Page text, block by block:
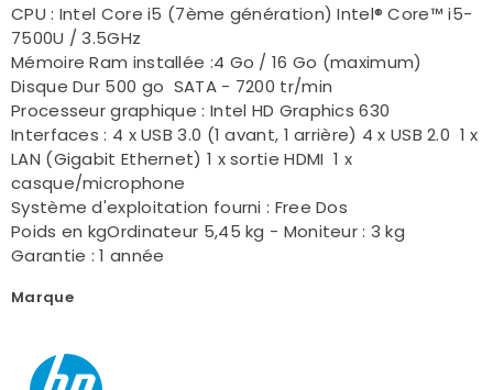
CPU : Intel Core i5 (7ème génération) Intel® Core™ i5-
7500U / 3.5GHz
Mémoire Ram installée :4 Go / 16 Go (maximum)
Disque Dur 500 go SATA - 7200 tr/min
Processeur graphique : Intel HD Graphics 630
Interfaces : 4 x USB 3.0 (1 avant, 1 arrière) 4 x USB 2.0 1 x
LAN (Gigabit Ethernet) 1 x sortie HDMI 1 x
casque/microphone
Système d'exploitation fourni : Free Dos
Poids en kgOrdinateur 5,45 kg - Moniteur : 3 kg
Garantie : 1 année
Marque